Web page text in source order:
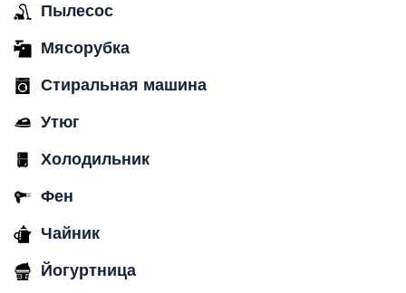
Пылесос
Мясорубка
Стиральная машина
Утюг
Холодильник
Фен
Чайник
Йогуртница